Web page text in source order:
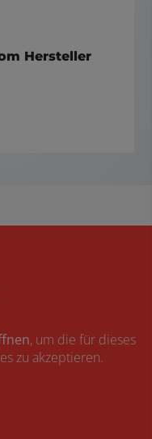
Hersteller
, um die für dieses
zu akzeptieren.